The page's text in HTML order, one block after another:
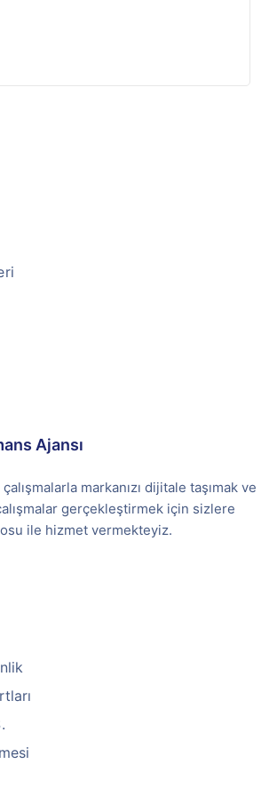
Ajansı
markanızı dijitale taşımak ve
gerçekleştirmek için sizlere
ile hizmet vermekteyiz.